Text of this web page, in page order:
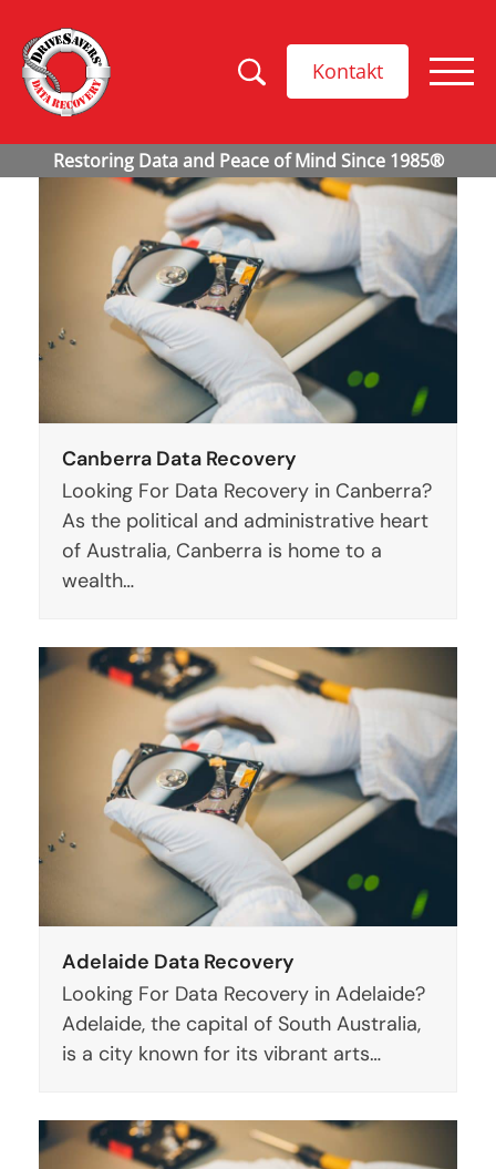
Kontakt
Canberra Data Recovery
Looking For Data Recovery in Canberra?
As the political and administrative heart
of Australia, Canberra is home to a
wealth…
Adelaide Data Recovery
Looking For Data Recovery in Adelaide?
Adelaide, the capital of South Australia,
is a city known for its vibrant arts…